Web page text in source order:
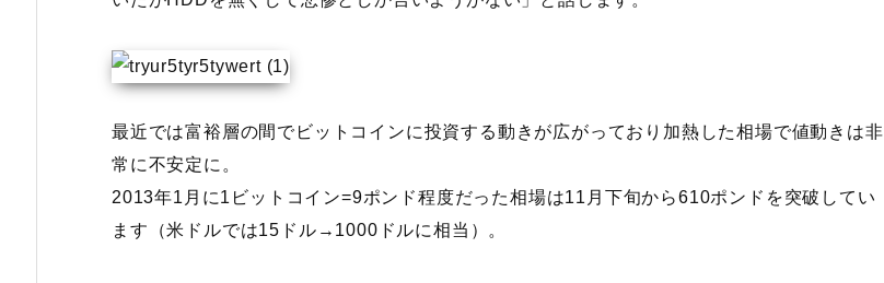
最近では富裕層の間でビットコインに投資する動きが広がっており加熱した相場で値動きは非
常に不安定に。
2013年1月に1ビットコイン=9ポンド程度だった相場は11月下旬から610ポンドを突破してい
ます（米ドルでは15ドル→1000ドルに相当）。